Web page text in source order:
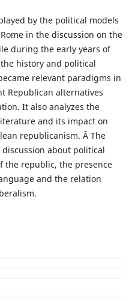
by the political models
in the discussion on the
during the early years of
history and political
relevant paradigms in
Republican alternatives
It also analyzes the
and its impact on
republicanism. Â The
about political
the republic, the presence
and the relation